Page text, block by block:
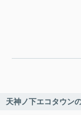
天神ノ下エコタウン